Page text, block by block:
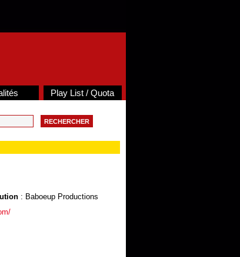
Play List / Quota
: Baboeup Productions